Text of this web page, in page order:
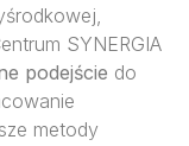
SYNERGIA
podejście do
metody